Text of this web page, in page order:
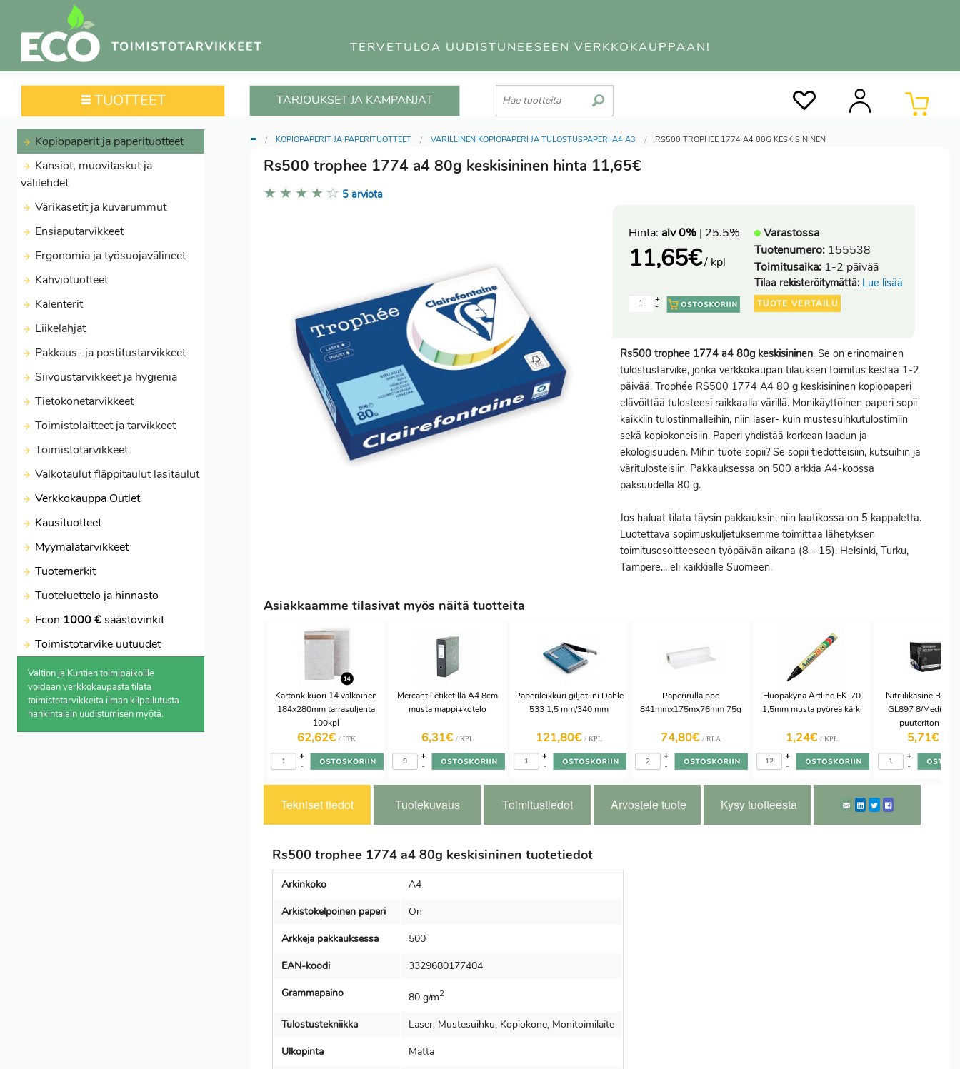
TERVETULOA UUDISTUNEESEEN VERKKOKAUPPAAN!
TUOTTEET TARJOUKSET JA KAMPANJAT
Kopiopaperit ja paperituotteet
Kansiot, muovitaskut ja
välilehdet
Värikasetit ja kuvarummut
Ensiaputarvikkeet
Ergonomia ja työsuojavälineet
Kahviotuotteet
Kalenterit
Liikelahjat
Pakkaus- ja postitustarvikkeet
Siivoustarvikkeet ja hygienia
Tietokonetarvikkeet
Toimistolaitteet ja tarvikkeet
Toimistotarvikkeet
Valkotaulut fläppitaulut lasitaulut
Verkkokauppa Outlet
Kausituotteet
Myymälätarvikkeet
Tuotemerkit
Tuoteluettelo ja hinnasto
Econ 1000 €säästövinkit
Toimistotarvike uutuudet
Valtion ja Kuntien toimipaikoille
voidaan verkkokaupasta tilata
toimistotarvikkeita ilman kilpailutusta
hankintalain uudistumisen myötä.
≡ KOPIOPAPERIT JA PAPERITUOTTEET VÄRILLINEN KOPIOPAPERI JA TULOSTUSPAPERI A4 A3 RS500 TROPHEE 1774 A4 80G KESKISININEN
Rs500 trophee 1774 a4 80g keskisininen hinta 11,65€
★ ★ ★ ★ ☆ 5 arviota
Hinta: alv 0% | 25.5%
11,65€/ kpl
-
+
Varastossa
Tuotenumero: 155538
Toimitusaika: 1-2 päivää
Tilaa rekisteröitymättä: Lue lisää
TUOTE VERTAILU
Rs500 trophee 1774 a4 80g keskisininen. Se on erinomainen
tulostustarvike, jonka verkkokaupan tilauksen toimitus kestää 1-2
päivää. Trophée RS500 1774 A4 80 g keskisininen kopiopaperi
elävöittää tulosteesi raikkaalla värillä. Monikäyttöinen paperi sopii
kaikkiin tulostinmalleihin, niin laser- kuin mustesuihkutulostimiin
sekä kopiokoneisiin. Paperi yhdistää korkean laadun ja
ekologisuuden. Mihin tuote sopii? Se sopii tiedotteisiin, kutsuihin ja
väritulosteisiin. Pakkauksessa on 500 arkkia A4-koossa
paksuudella 80 g.
Jos haluat tilata täysin pakkauksin, niin laatikossa on 5 kappaletta.
Luotettava sopimuskuljetuksemme toimittaa lähetyksen
toimitusosoitteeseen työpäivän aikana (8 - 15). Helsinki, Turku,
Tampere... eli kaikkialle Suomeen.
Asiakkaamme tilasivat myös näitä tuotteita
Kartonkikuori 14 valkoinen
184x280mm tarrasuljenta
100kpl
62,62€ / LTK
-
+
Mercantil etiketillä A4 8cm
musta mappi+kotelo
6,31€ / KPL
-
+
Paperileikkuri giljotiini Dahle
533 1,5 mm/340 mm
121,80€ / KPL
-
+
Paperirulla ppc
841mmx175mx76mm 75g
74,80€ / RLA
-
+
Huopakynä Artline EK-70
1,5mm musta pyöreä kärki
1,24€ / KPL
-
+
Nitriilikäsine
GL897 8/Medium
puuteriton
5,71€
-
+
Tekniset tiedot Tuotekuvaus Toimitustiedot Arvostele tuote Kysy tuotteesta
Rs500 trophee 1774 a4 80g keskisininen tuotetiedot
Arkinkoko
A4
Arkistokelpoinen paperi
On
Arkkeja pakkauksessa
500
EAN-koodi
3329680177404
Grammapaino
80 g/m2
Tulostustekniikka
Laser, Mustesuihku, Kopiokone, Monitoimilaite
Ulkopinta
Matta